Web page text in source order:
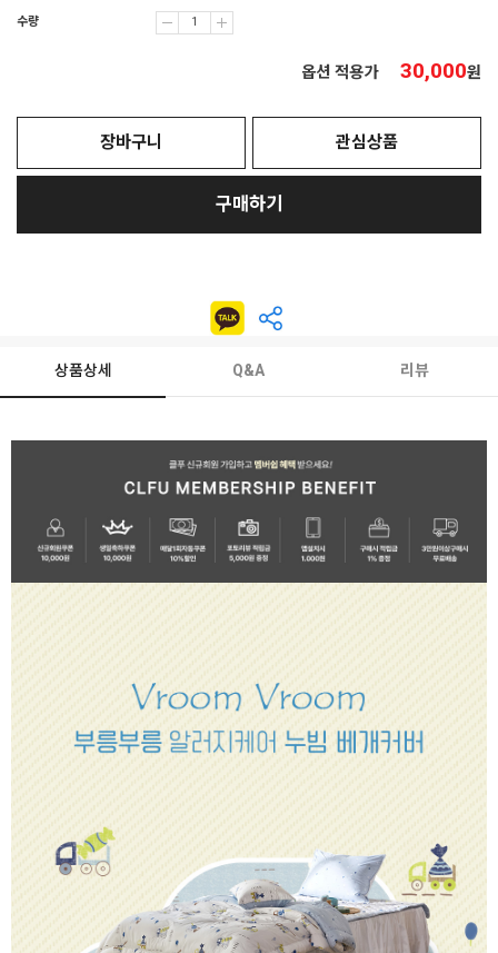
수량
옵션 적용가 30,000원
장바구니 관심상품
구매하기
상품상세 Q&A 리뷰